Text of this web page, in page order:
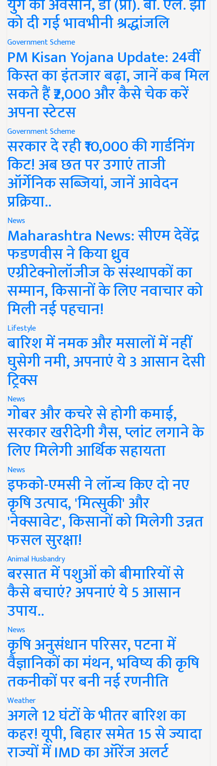
को दी गई भावभीनी श्रद्धांजलि
Government Scheme
PM Kisan Yojana Update: 24वीं
किस्त का इंतजार बढ़ा, जानें कब मिल
सकते हैं ₹2,000 और कैसे चेक करें
अपना स्टेटस
Government Scheme
सरकार दे रही ₹10,000 की गार्डनिंग
किट! अब छत पर उगाएं ताजी
ऑर्गेनिक सब्जियां, जानें आवेदन
प्रक्रिया..
News
Maharashtra News: सीएम देवेंद्र
फडणवीस ने किया ध्रुव
एग्रीटेक्नोलॉजीज के संस्थापकों का
सम्मान, किसानों के लिए नवाचार को
मिली नई पहचान!
Lifestyle
बारिश में नमक और मसालों में नहीं
घुसेगी नमी, अपनाएं ये 3 आसान देसी
ट्रिक्स
News
गोबर और कचरे से होगी कमाई,
सरकार खरीदेगी गैस, प्लांट लगाने के
लिए मिलेगी आर्थिक सहायता
News
इफको-एमसी ने लॉन्च किए दो नए
कृषि उत्पाद, 'मित्सुकी' और
'नेक्सावेट', किसानों को मिलेगी उन्नत
फसल सुरक्षा!
Animal Husbandry
बरसात में पशुओं को बीमारियों से
कैसे बचाएं? अपनाएं ये 5 आसान
उपाय..
News
कृषि अनुसंधान परिसर, पटना में
वैज्ञानिकों का मंथन, भविष्य की कृषि
तकनीकों पर बनी नई रणनीति
Weather
अगले 12 घंटों के भीतर बारिश का
कहर! यूपी, बिहार समेत 15 से ज्यादा
राज्यों में IMD का ऑरेंज अलर्ट